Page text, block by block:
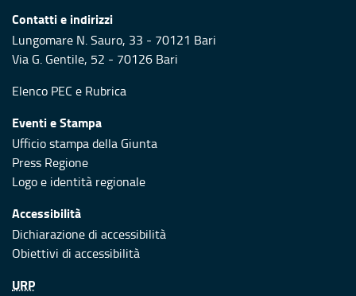
Contatti e indirizzi
Lungomare N. Sauro, 33 - 70121 Bari
Via G. Gentile, 52 - 70126 Bari
Elenco PEC e Rubrica
Eventi e Stampa
Ufficio stampa della Giunta
Press Regione
Logo e identità regionale
Accessibilità
Dichiarazione di accessibilità
Obiettivi di accessibilità
URP